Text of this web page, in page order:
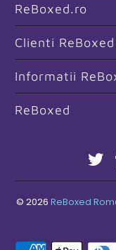
ReBoxed.ro
Clienti ReBoxed
Informatii
ReBoxed
© 2026 ReBoxed